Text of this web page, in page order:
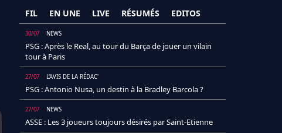
FIL EN UNE LIVE RÉSUMÉS EDITOS
30/07 NEWS
PSG : Après le Real, au tour du Barça de jouer un vilain
tour à Paris
27/07 L'AVIS DE LA RÉDAC'
PSG : Antonio Nusa, un destin à la Bradley Barcola ?
27/07 NEWS
ASSE : Les 3 joueurs toujours désirés par Saint-Etienne